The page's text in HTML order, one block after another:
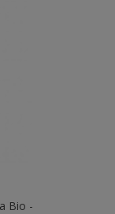
Bio -